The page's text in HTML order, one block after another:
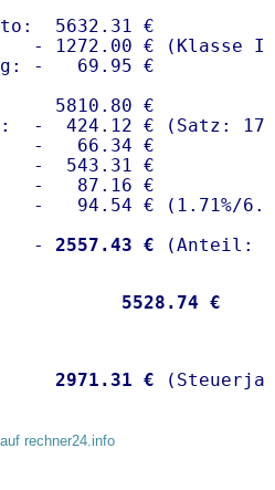
5632.31 €
- 1272.00 € (Klasse I)
-   69.95 €
5810.80 €
-  424.12 € (Satz:
-   66.34 €
-  543.31 €
-   87.16 €
-   94.54 € ( 1.71%/
-
2557.43 €
5528.74 €
2971.31 €
rechner24.info